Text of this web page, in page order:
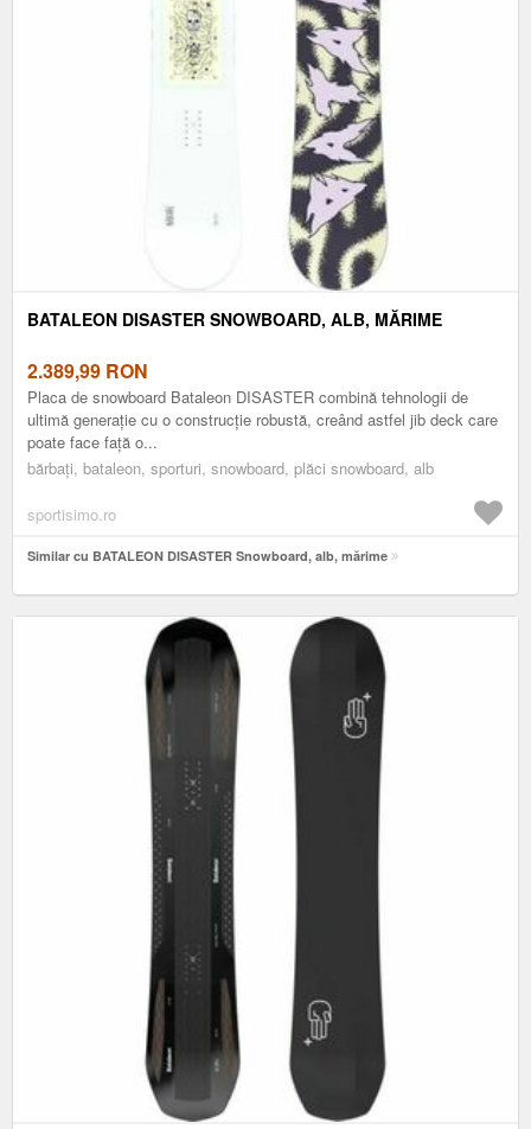
BATALEON DISASTER SNOWBOARD, ALB, MĂRIME
2.389,99 RON
Placa de snowboard Bataleon DISASTER combină tehnologii de
ultimă generație cu o construcție robustă, creând astfel jib deck care
poate face față o...
bărbați, bataleon, sporturi, snowboard, plăci snowboard, alb
sportisimo.ro
Similar cu BATALEON DISASTER Snowboard, alb, mărime